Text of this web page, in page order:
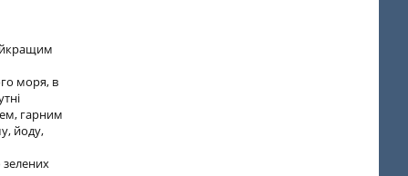
моря, в
гарним
йоду,